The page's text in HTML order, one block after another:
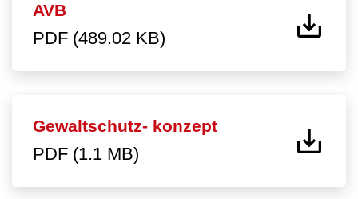
AVB
PDF (489.02 KB)
Gewaltschutz- konzept
PDF (1.1 MB)